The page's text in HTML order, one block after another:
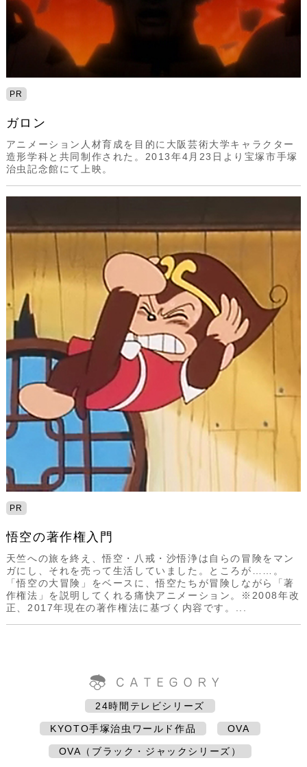
PR
ガロン
アニメーション人材育成を目的に大阪芸術大学キャラクター
造形学科と共同制作された。2013年4月23日より宝塚市手塚
治虫記念館にて上映。
PR
悟空の著作権入門
天竺への旅を終え、悟空・八戒・沙悟浄は自らの冒険をマン
ガにし、それを売って生活していました。ところが……。
「悟空の大冒険」をベースに、悟空たちが冒険しながら「著
作権法」を説明してくれる痛快アニメーション。※2008年改
正、2017年現在の著作権法に基づく内容です。...
24時間テレビシリーズ
KYOTO手塚治虫ワールド作品 OVA
OVA（ブラック・ジャックシリーズ）